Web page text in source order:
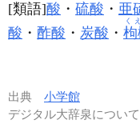
[類語]酸 ・ 硫酸 ・ 亜
酸 ・ 酢酸 ・ 炭酸 ・
く
出典 小学館
デジタル大辞泉につ